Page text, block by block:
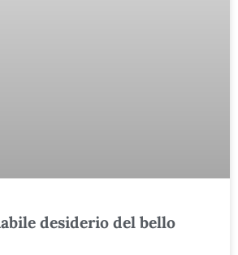
desiderio del bello